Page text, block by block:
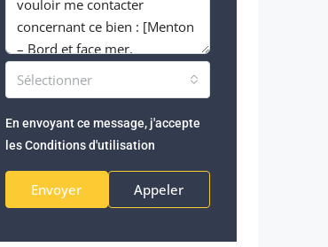
Sélectionner
En envoyant ce message, j'accepte
lesConditions d'utilisation
Envoyer Appeler